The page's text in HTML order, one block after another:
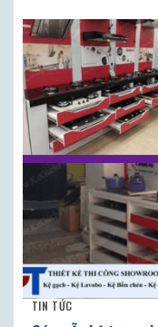
TIN TỨC